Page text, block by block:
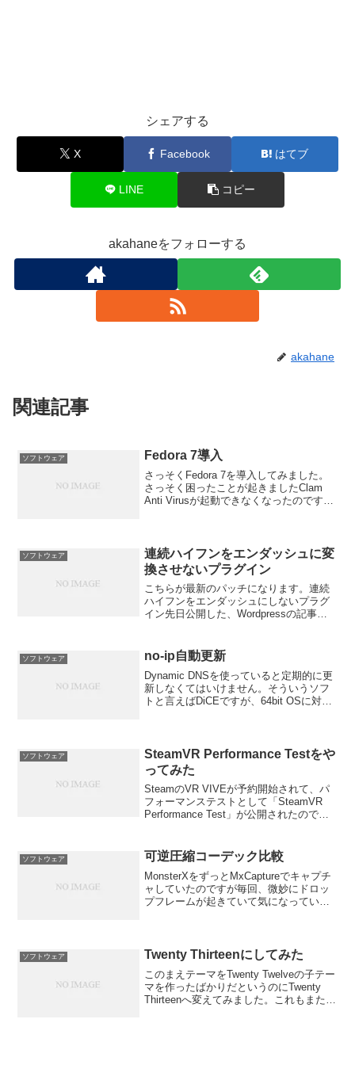
シェアする
X Facebook はてブ
LINE コピー
akahaneをフォローする
akahane
関連記事
ソフトウェア Fedora 7導入
さっそくFedora 7を導入してみました。
さっそく困ったことが起きましたClam
Anti Virusが起動できなくなったのです。
ソフトウェア
連続ハイフンをエンダッシュに変
換させないプラグイン
こちらが最新のパッチになります。連続
ハイフンをエンダッシュにしないプラグ
イン先日公開した、Wordpressの記事内
正をしました。
ソフトウェア no-ip自動更新
Dynamic DNSを使っていると定期的に更
新しなくてはいけません。そういうソフ
トと言えばDiCEですが、64bit OSに対応
ソフトウェア
SteamVR Performance Testをや
ってみた
SteamのVR VIVEが予約開始されて、パ
フォーマンステストとして「SteamVR
Performance Test」が公開されたので試
ソフトウェア 可逆圧縮コーデック比較
MonsterXをずっとMxCaptureでキャプチ
ャしていたのですが毎回、微妙にドロッ
プフレームが起きていて気になっていま
と...
ソフトウェア Twenty Thirteenにしてみた
このまえテーマをTwenty Twelveの子テー
マを作ったばかりだというのにTwenty
Thirteenへ変えてみました。これもまた子